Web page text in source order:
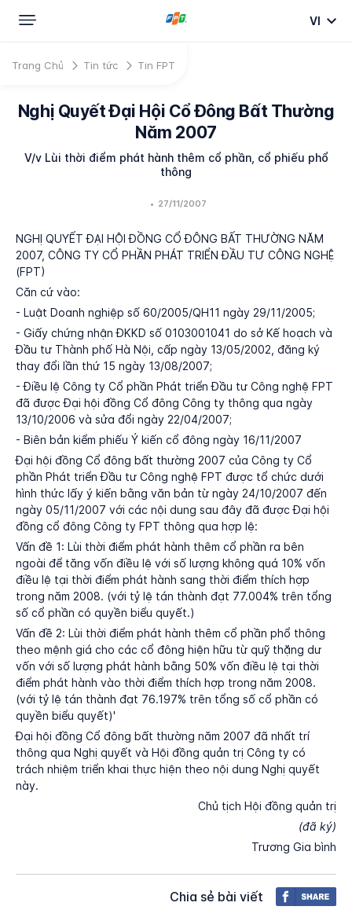
VI
Trang Chủ Tin tức Tin FPT
Nghị Quyết Đại Hội Cổ Đông Bất Thường
Năm 2007
V/v Lùi thời điểm phát hành thêm cổ phần, cổ phiếu phổ
thông
• 27/11/2007
NGHỊ QUYẾT ĐẠI HỘI ĐỒNG CỔ ĐÔNG BẤT THƯỜNG NĂM
2007, CÔNG TY CỔ PHẦN PHÁT TRIỂN ĐẦU TƯ CÔNG NGHỆ
(FPT)
Căn cứ vào:
- Luật Doanh nghiệp số 60/2005/QH11 ngày 29/11/2005;
- Giấy chứng nhận ĐKKD số 0103001041 do sở Kế hoạch và
Đầu tư Thành phố Hà Nội, cấp ngày 13/05/2002, đăng ký
thay đổi lần thứ 15 ngày 13/08/2007;
- Điều lệ Công ty Cổ phần Phát triển Đầu tư Công nghệ FPT
đã được Đại hội đồng Cổ đông Công ty thông qua ngày
13/10/2006 và sửa đổi ngày 22/04/2007;
- Biên bản kiểm phiếu Ý kiến cổ đông ngày 16/11/2007
Đại hội đồng Cổ đông bất thường 2007 của Công ty Cổ
phần Phát triển Đầu tư Công nghệ FPT được tổ chức dưới
hình thức lấy ý kiến bằng văn bản từ ngày 24/10/2007 đến
ngày 05/11/2007 với các nội dung sau đây đã được Đại hội
đồng cổ đông Công ty FPT thông qua hợp lệ:
Vấn đề 1: Lùi thời điểm phát hành thêm cổ phần ra bên
ngoài để tăng vốn điều lệ với số lượng không quá 10% vốn
điều lệ tại thời điểm phát hành sang thời điểm thích hợp
trong năm 2008. (với tỷ lệ tán thành đạt 77.004% trên tổng
số cổ phần có quyền biểu quyết.)
Vấn đề 2: Lùi thời điểm phát hành thêm cổ phần phổ thông
theo mệnh giá cho các cổ đông hiện hữu từ quỹ thặng dư
vốn với số lượng phát hành bằng 50% vốn điều lệ tại thời
điểm phát hành vào thời điểm thích hợp trong năm 2008.
(với tỷ lệ tán thành đạt 76.197% trên tổng số cổ phần có
quyền biểu quyết)'
Đại hội đồng Cổ đông bất thường năm 2007 đã nhất trí
thông qua Nghị quyết và Hội đồng quản trị Công ty có
trách nhiệm triển khai thực hiện theo nội dung Nghị quyết
này.
Chủ tịch Hội đồng quản trị
(đã ký)
Trương Gia bình
Chia sẻ bài viết